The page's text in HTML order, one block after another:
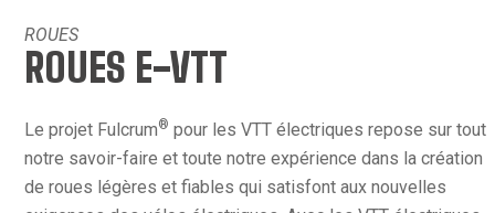
ROUES
ROUES E-VTT
Le projet Fulcrum® pour les VTT électriques repose sur tout
notre savoir-faire et toute notre expérience dans la création
de roues légères et fiables qui satisfont aux nouvelles